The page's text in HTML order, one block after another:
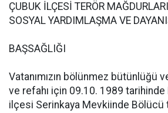
ÇUBUK İLÇESİ TERÖR MAĞDURLARI
SOSYAL YARDIMLAŞMA VE
BAŞSAĞLIĞI
Vatanımızın bölünmez bütünlüğü
ve refahı için 09.10. 1989
ilçesi Serinkaya Mevkiinde Bölücü